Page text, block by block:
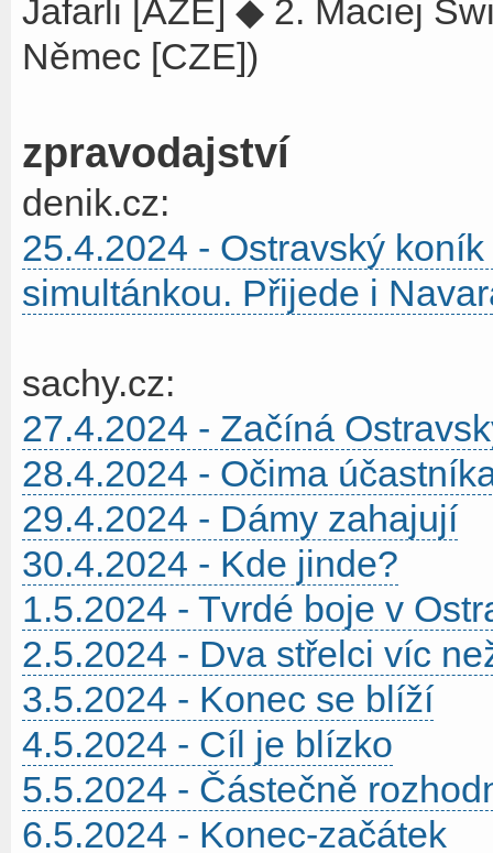
Jafarli [AZE] ◆ 2. Maciej
Němec [CZE])
zpravodajství
denik.cz:
25.4.2024 - Ostravský
simultánkou. Přijede i
sachy.cz:
27.4.2024 - Začíná
28.4.2024 - Očima
29.4.2024 - Dámy zahajují
30.4.2024 - Kde jinde?
1.5.2024 - Tvrdé boje v
2.5.2024 - Dva střelci víc
3.5.2024 - Konec se blíží
4.5.2024 - Cíl je blízko
5.5.2024 - Částečně
6.5.2024 - Konec-začátek